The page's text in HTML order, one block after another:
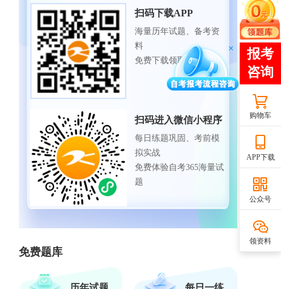
扫码下载APP
海量历年试题、备考资
料
免费下载领取
扫码进入微信小程序
每日练题巩固、考前模
拟实战
免费体验自考365海量试
题
免费题库
购物车
APP下载
公众号
领资料